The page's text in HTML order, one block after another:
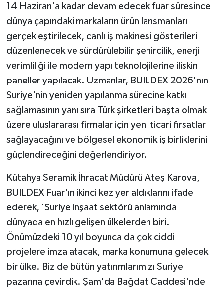
14 Haziran'a kadar devam edecek fuar süresince
dünya çapındaki markaların ürün lansmanları
gerçekleştirilecek, canlı iş makinesi gösterileri
düzenlenecek ve sürdürülebilir şehircilik, enerji
verimliliği ile modern yapı teknolojilerine ilişkin
paneller yapılacak. Uzmanlar, BUILDEX 2026'nın
Suriye'nin yeniden yapılanma sürecine katkı
sağlamasının yanı sıra Türk şirketleri başta olmak
üzere uluslararası firmalar için yeni ticari fırsatlar
sağlayacağını ve bölgesel ekonomik iş birliklerini
güçlendireceğini değerlendiriyor.
Kütahya Seramik İhracat Müdürü Ateş Karova,
BUILDEX Fuar'ın ikinci kez yer aldıklarını ifade
ederek, 'Suriye inşaat sektörü anlamında
dünyada en hızlı gelişen ülkelerden biri.
Önümüzdeki 10 yıl boyunca da çok ciddi
projelere imza atacak, marka konumuna gelecek
bir ülke. Biz de bütün yatırımlarımızı Suriye
pazarına çevirdik. Şam'da Bağdat Caddesi'nde